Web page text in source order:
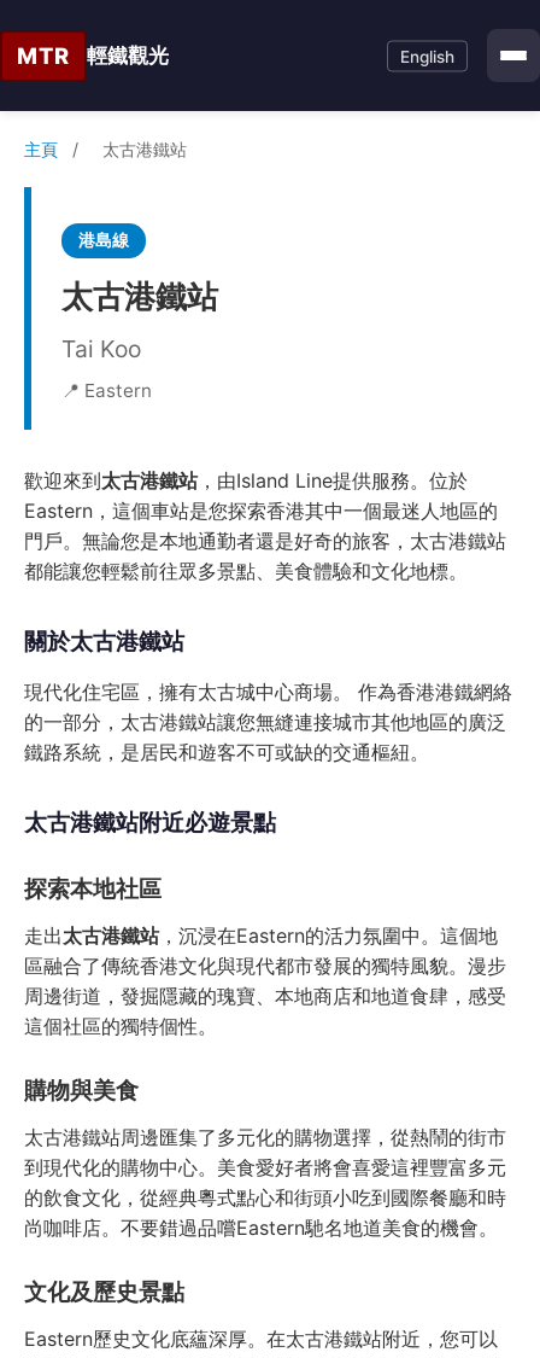
MTR 輕鐵觀光 English
主頁 / 太古港鐵站
港島線
太古港鐵站
Tai Koo
📍 Eastern
歡迎來到太古港鐵站，由Island Line提供服務。位於
Eastern，這個車站是您探索香港其中一個最迷人地區的
門戶。無論您是本地通勤者還是好奇的旅客，太古港鐵站
都能讓您輕鬆前往眾多景點、美食體驗和文化地標。
關於太古港鐵站
現代化住宅區，擁有太古城中心商場。 作為香港港鐵網絡
的一部分，太古港鐵站讓您無縫連接城市其他地區的廣泛
鐵路系統，是居民和遊客不可或缺的交通樞紐。
太古港鐵站附近必遊景點
探索本地社區
走出太古港鐵站，沉浸在Eastern的活力氛圍中。這個地
區融合了傳統香港文化與現代都市發展的獨特風貌。漫步
周邊街道，發掘隱藏的瑰寶、本地商店和地道食肆，感受
這個社區的獨特個性。
購物與美食
太古港鐵站周邊匯集了多元化的購物選擇，從熱鬧的街市
到現代化的購物中心。美食愛好者將會喜愛這裡豐富多元
的飲食文化，從經典粵式點心和街頭小吃到國際餐廳和時
尚咖啡店。不要錯過品嚐Eastern馳名地道美食的機會。
文化及歷史景點
Eastern歷史文化底蘊深厚。在太古港鐵站附近，您可以